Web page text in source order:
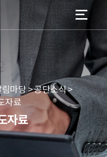
가기
가기
마당 > 공단소식 >
자료
자료